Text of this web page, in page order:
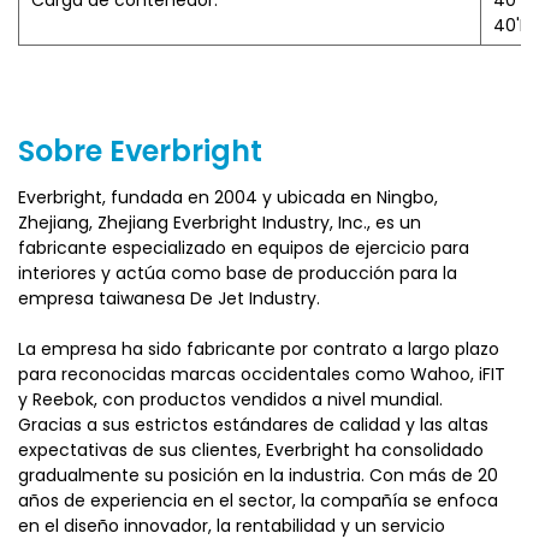
5) Los cables internos están ocultos, no solo mejoran la
apariencia, sino que también evitan el desgaste del cable
detalladas ilustradas y de video permiten una instalación
Sobre Everbright
Everbright, fundada en 2004 y ubicada en Ningbo,
Zhejiang, Zhejiang Everbright Industry, Inc., es un
fabricante especializado en equipos de ejercicio para
interiores y actúa como base de producción para la
empresa taiwanesa De Jet Industry.
La empresa ha sido fabricante por contrato a largo plazo
para reconocidas marcas occidentales como Wahoo, iFIT
y Reebok, con productos vendidos a nivel mundial.
Gracias a sus estrictos estándares de calidad y las altas
expectativas de sus clientes, Everbright ha consolidado
gradualmente su posición en la industria. Con más de 20
años de experiencia en el sector, la compañía se enfoca
en el diseño innovador, la rentabilidad y un servicio